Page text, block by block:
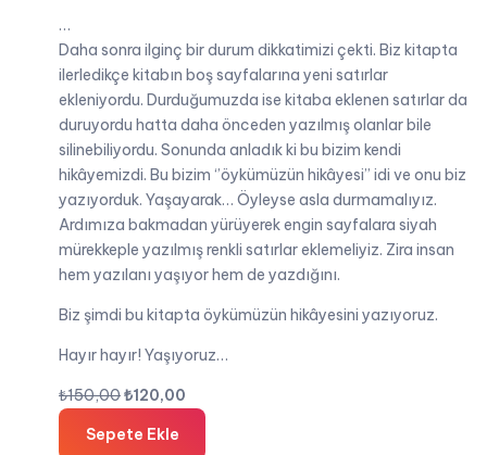
…
Daha sonra ilginç bir durum dikkatimizi çekti. Biz kitapta
ilerledikçe kitabın boş sayfalarına yeni satırlar
ekleniyordu. Durduğumuzda ise kitaba eklenen satırlar da
duruyordu hatta daha önceden yazılmış olanlar bile
silinebiliyordu. Sonunda anladık ki bu bizim kendi
hikâyemizdi. Bu bizim ‘’öykümüzün hikâyesi’’ idi ve onu biz
yazıyorduk. Yaşayarak… Öyleyse asla durmamalıyız.
Ardımıza bakmadan yürüyerek engin sayfalara siyah
mürekkeple yazılmış renkli satırlar eklemeliyiz. Zira insan
hem yazılanı yaşıyor hem de yazdığını.
Biz şimdi bu kitapta öykümüzün hikâyesini yazıyoruz.
Hayır hayır! Yaşıyoruz…
₺150,00Orijinal
₺150,00.
₺120,00
andaki
Sepete Ekle